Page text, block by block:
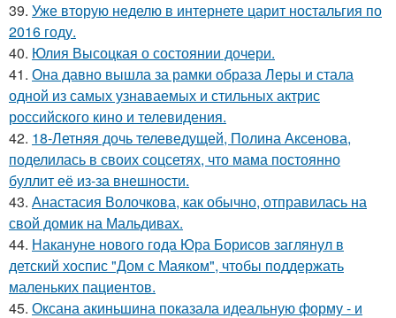
39. Уже вторую неделю в интернете царит ностальгия по
2016 году.
40. Юлия Высоцкая о состоянии дочери.
41. Она давно вышла за рамки образа Леры и стала
одной из самых узнаваемых и стильных актрис
российского кино и телевидения.
42. 18-Летняя дочь телеведущей, Полина Аксенова,
поделилась в своих соцсетях, что мама постоянно
буллит её из-за внешности.
43. Анастасия Волочкова, как обычно, отправилась на
свой домик на Мальдивах.
44. Накануне нового года Юра Борисов заглянул в
детский хоспис "Дом с Маяком", чтобы поддержать
маленьких пациентов.
45. Оксана акиньшина показала идеальную форму - и